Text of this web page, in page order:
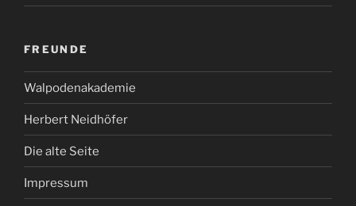
FREUNDE
Walpodenakademie
Herbert Neidhöfer
Die alte Seite
Impressum